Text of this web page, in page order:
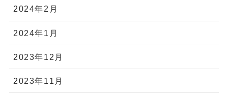
2024年2月
2024年1月
2023年12月
2023年11月